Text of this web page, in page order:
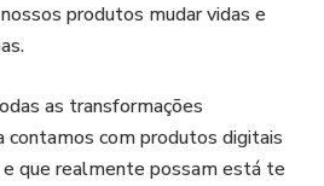
produtos mudar vidas e
as transformações
contamos com produtos digitais
que realmente possam está te